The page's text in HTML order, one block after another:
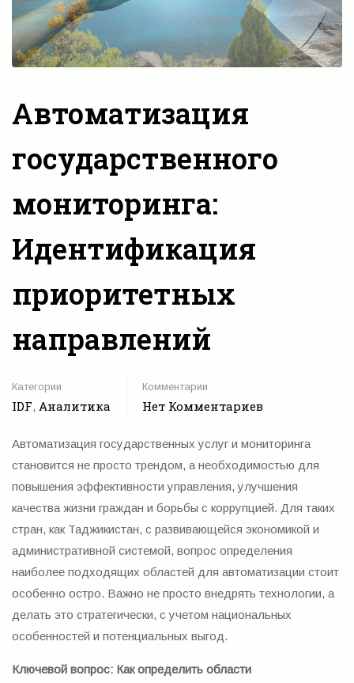
Автоматизация
государственного
мониторинга:
Идентификация
приоритетных
направлений
Категории
IDF, Аналитика
Комментарии
Нет Комментариев
Автоматизация государственных услуг и мониторинга
становится не просто трендом, а необходимостью для
повышения эффективности управления, улучшения
качества жизни граждан и борьбы с коррупцией. Для таких
стран, как Таджикистан, с развивающейся экономикой и
административной системой, вопрос определения
наиболее подходящих областей для автоматизации стоит
особенно остро. Важно не просто внедрять технологии, а
делать это стратегически, с учетом национальных
особенностей и потенциальных выгод.
Ключевой вопрос: Как определить области